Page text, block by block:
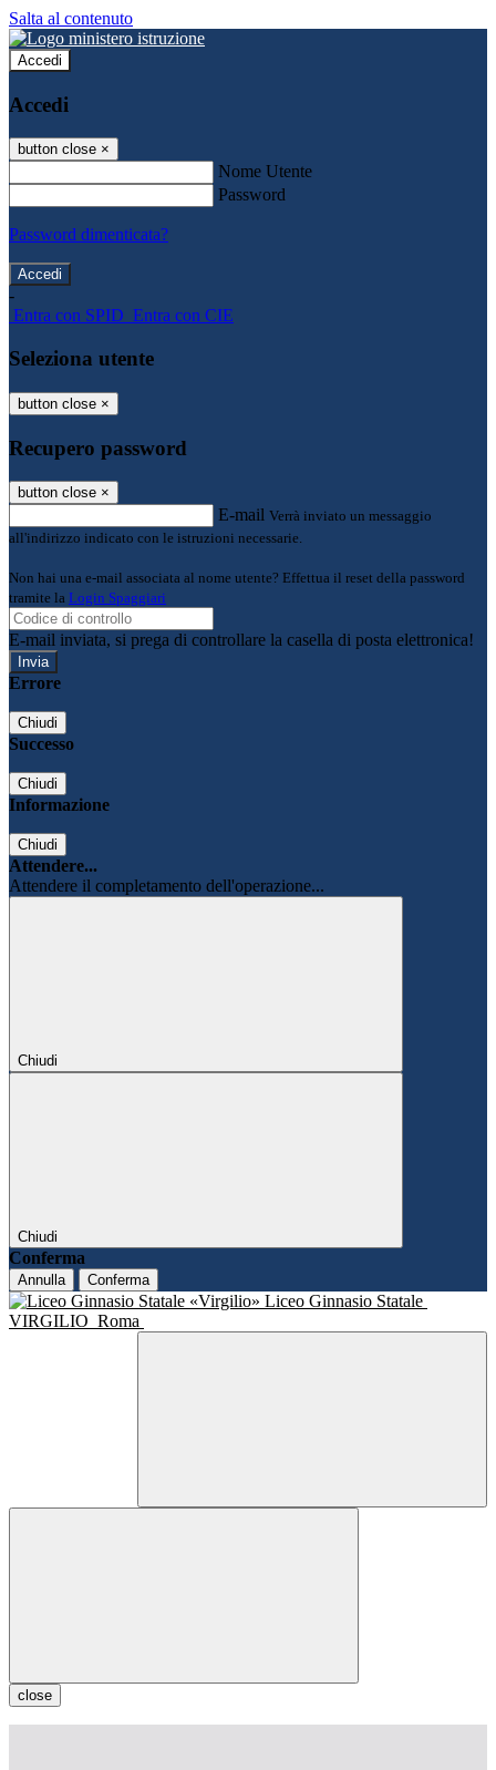
Salta al contenuto
Accedi
Accedi
button close ×
Nome Utente
Password
Password dimenticata?
-
Entra con SPID Entra con CIE
Seleziona utente
button close ×
Recupero password
button close ×
E-mail Verrà inviato un messaggio
all'indirizzo indicato con le istruzioni necessarie.
Non hai una e-mail associata al nome utente? Effettua il reset della password
tramite la Login Spaggiari
E-mail inviata, si prega di controllare la casella di posta elettronica!
Errore
Chiudi
Successo
Chiudi
Informazione
Chiudi
Attendere...
Attendere il completamento dell'operazione...
Chiudi
Chiudi
Conferma
Annulla Conferma
Liceo Ginnasio Statale
VIRGILIO Roma
close